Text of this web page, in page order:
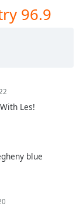
96.9
Les!
blue